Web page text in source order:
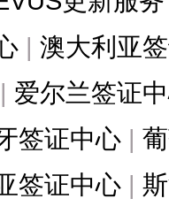
| 澳大利亚
| 爱尔兰签证
签证中心 |
签证中心 |